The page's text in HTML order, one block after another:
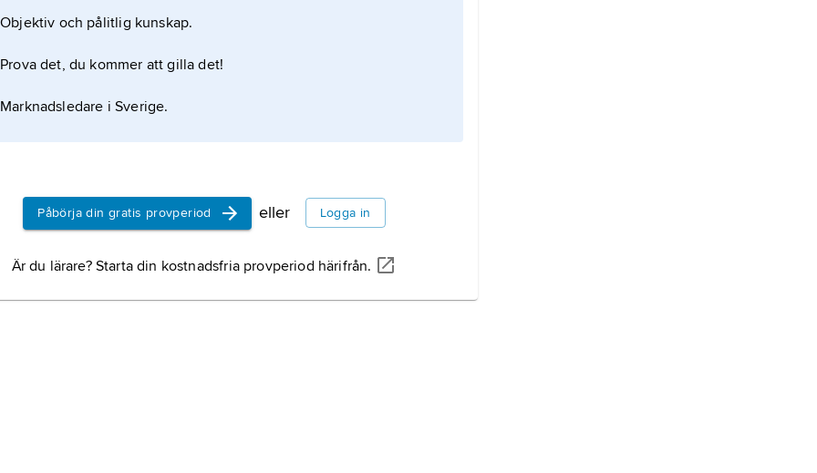
en ingående rådgivning – i lyrisk form – i
och lättbegriplig, versbyggnadens entonighet
har överlevt som bevingade ord.
Objektiv och pålitlig kunskap.
Prova det, du kommer att gilla det!
Marknadsledare i Sverige.
Påbörja din gratis provperiod eller Logga in
Är du lärare? Starta din kostnadsfria provperiod härifrån.